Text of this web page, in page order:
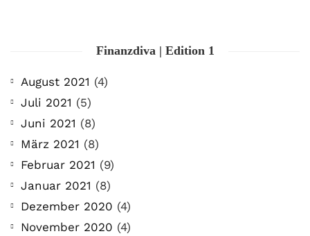
Finanzdiva | Edition 1
August 2021 (4)
Juli 2021 (5)
Juni 2021 (8)
März 2021 (8)
Februar 2021 (9)
Januar 2021 (8)
Dezember 2020 (4)
November 2020 (4)